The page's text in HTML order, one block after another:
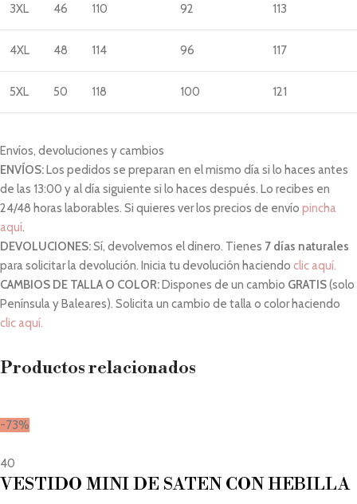
3XL 46 110 92 113
4XL 48 114 96 117
5XL 50 118 100 121
Envíos, devoluciones y cambios
ENVÍOS:Los pedidos se preparan en el mismo día si lo haces antes
de las 13:00 y al día siguiente si lo haces después. Lo recibes en
24/48 horas laborables. Si quieres ver los precios de envío pincha
aquí.
DEVOLUCIONES:Sí, devolvemos el dinero. Tienes 7 días naturales
para solicitar la devolución. Inicia tu devolución haciendo clic aquí.
CAMBIOS DE TALLA O COLOR:Dispones de un cambio GRATIS(solo
Península y Baleares). Solicita un cambio de talla o color haciendo
clic aquí.
Productos relacionados
-73%
40
VESTIDO MINI DE SATEN CON HEBILLA